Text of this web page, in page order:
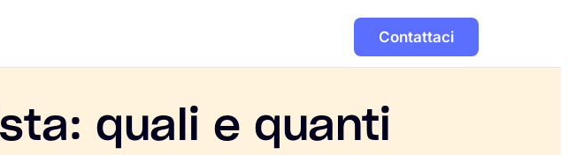
Contattaci
quali e quanti